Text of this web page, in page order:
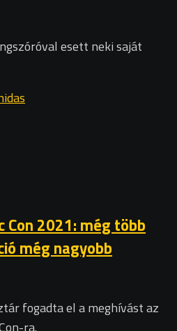
esett neki saját
Con 2021: még több
még nagyobb
fogadta el a meghívást az
ra.